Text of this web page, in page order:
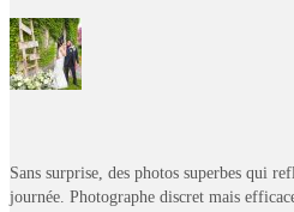
Sans surprise, des photos superbes qui
journée. Photographe discret mais